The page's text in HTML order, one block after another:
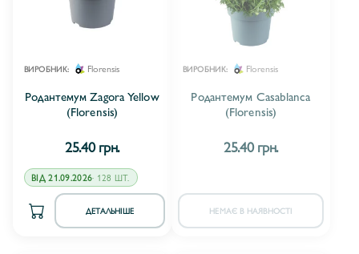
ВИРОБНИК: Florensis
Родантемум Zagora Yellow
(Florensis)
25.40 грн.
ВІД 21.09.2026· 128 ШТ.
ДЕТАЛЬНІШЕ
ВИРОБНИК: Florensis
Родантемум Casablanca
(Florensis)
25.40 грн.
НЕМАЄ В НАЯВНОСТІ